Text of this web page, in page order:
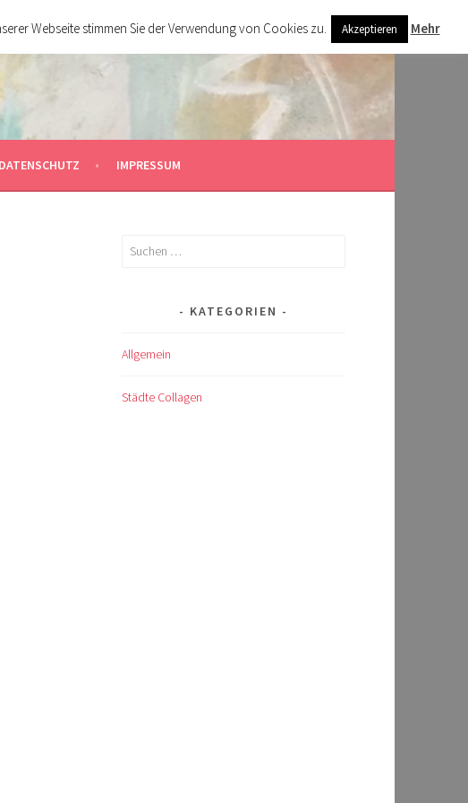
DATENSCHUTZ IMPRESSUM
Suchen
KATEGORIEN
Allgemein
Städte Collagen
Webseite stimmen Sie der Verwendung von Cookies zu. Akzeptieren Mehr